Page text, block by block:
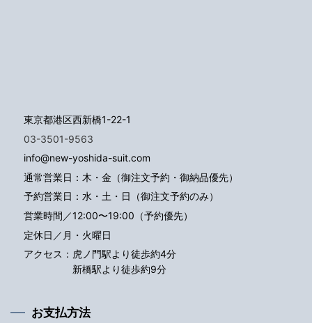
東京都港区西新橋1-22-1
03-3501-9563
info@new-yoshida-suit.com
通常営業日：木・金（御注文予約・御納品優先）
予約営業日：水・土・日（御注文予約のみ）
営業時間／12:00〜19:00（予約優先）
定休日／月・火曜日
アクセス： 虎ノ門駅より徒歩約4分
新橋駅より徒歩約9分
お支払方法